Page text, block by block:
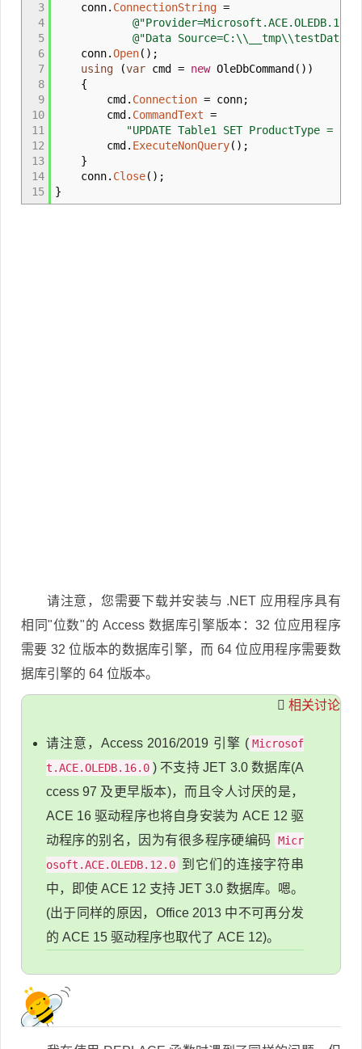
3
4
5
6
7
8
9
10
11
12
13
14
15
conn. ConnectionString =
@"Data Source=C:\\ __tmp\\
conn.Open( ) ;
using
(var cmd = newOleDbCommand ( ) )
{
cmd . Connection = conn;
cmd . CommandText =
"UPDATE Table1 SET ProductType
cmd . ExecuteNonQuery( ) ;
}
conn. Close( ) ;
}
请注意，您需要下载并安装与 .NET 应用程序具有
相同"位数"的 Access 数据库引擎版本：32 位应用程序
需要 32 位版本的数据库引擎，而 64 位应用程序需要数
据库引擎的 64 位版本。
相关讨论
请注意，Access 2016/2019 引擎 ( Microsof
t.ACE.OLEDB.16.0 ) 不支持 JET 3.0 数据库(A
ccess 97 及更早版本)，而且令人讨厌的是，
ACE 16 驱动程序也将自身安装为 ACE 12 驱
动程序的别名，因为有很多程序硬编码
Micr
osoft.ACE.OLEDB.12.0 到它们的连接字符串
中，即使 ACE 12 支持 JET 3.0 数据库。嗯。
(出于同样的原因，Office 2013 中不可再分发
的 ACE 15 驱动程序也取代了 ACE 12)。